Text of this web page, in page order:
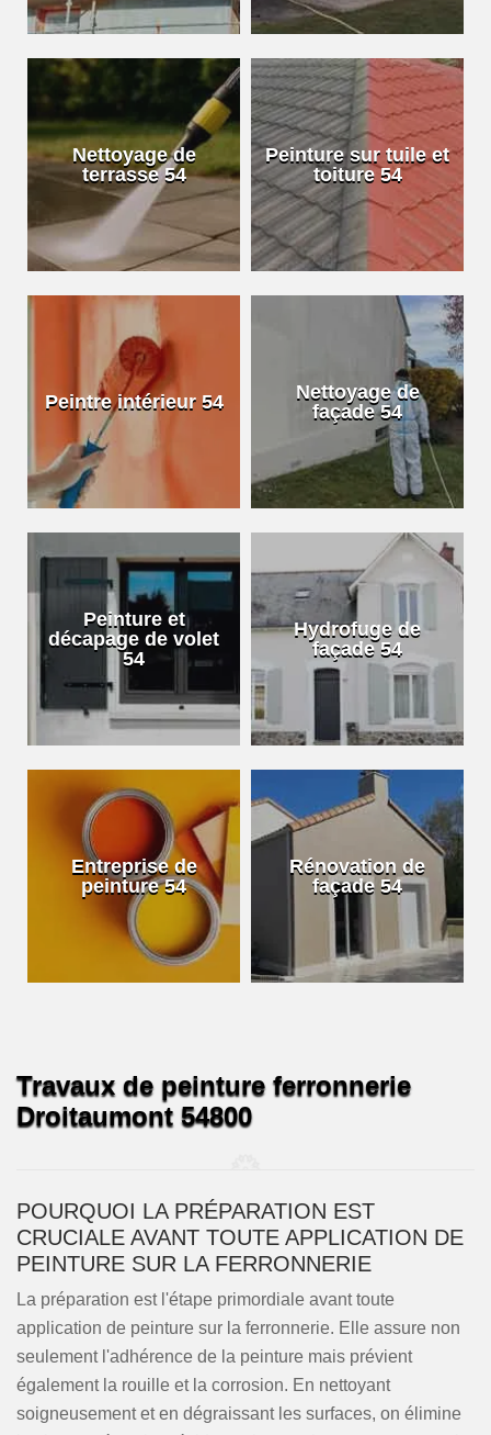
Nettoyage de
terrasse 54
Peinture sur tuile et
toiture 54
Peintre intérieur 54
Nettoyage de
façade 54
Peinture et
décapage de volet
54
Hydrofuge de
façade 54
Entreprise de
peinture 54
Rénovation de
façade 54
Travaux de peinture ferronnerie
Droitaumont 54800
POURQUOI LA PRÉPARATION EST
CRUCIALE AVANT TOUTE APPLICATION DE
PEINTURE SUR LA FERRONNERIE
La préparation est l'étape primordiale avant toute
application de peinture sur la ferronnerie. Elle assure non
seulement l'adhérence de la peinture mais prévient
également la rouille et la corrosion. En nettoyant
soigneusement et en dégraissant les surfaces, on élimine